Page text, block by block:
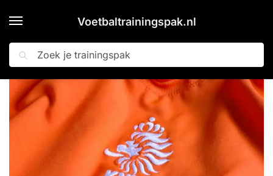
Voetbaltrainingspak.nl
Zoeken
Home » Blog » Support Oranje met een Nederlands Elftal trainingspak